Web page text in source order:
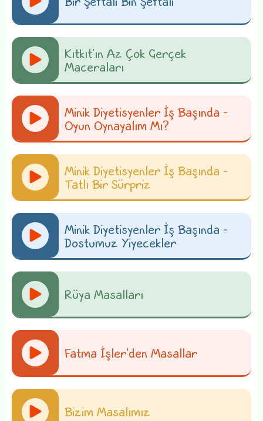
Kıtkıt'ın Az Çok Gerçek
Maceraları
Minik Diyetisyenler İş Başında -
Oyun Oynayalım Mı?
Minik Diyetisyenler İş Başında -
Tatlı Bir Sürpriz
Minik Diyetisyenler İş Başında -
Dostumuz Yiyecekler
Rüya Masalları
Fatma İşler'den Masallar
Bizim Masalımız